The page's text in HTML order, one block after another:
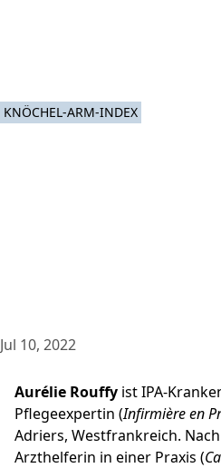
KNÖCHEL-ARM-INDEX
Jul 10, 2022
Aurélie Rouffy ist IPA-
Pflegeexpertin (Infirmière en
Adriers, Westfrankreich. Nach
Arzthelferin in einer Praxis (